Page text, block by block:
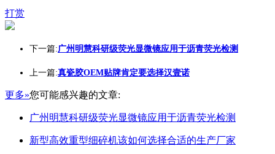
打赏
下一篇:广州明慧科研级荧光显微镜应用于沥青荧光检测
上一篇:真瓷胶OEM贴牌肯定要选择汉壹诺
更多»您可能感兴趣的文章:
广州明慧科研级荧光显微镜应用于沥青荧光检测
新型高效重型细碎机该如何选择合适的生产厂家